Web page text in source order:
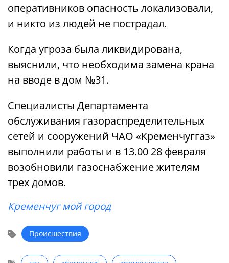
оперативников опасность локализовали,
и никто из людей не пострадал.
Когда угроза была ликвидирована,
выяснили, что необходима замена крана
на вводе в дом №31.
Специалисты Департамента
обслуживания газораспределительных
сетей и сооружений ЧАО «Кременчуггаз»
выполнили работы и в 13.00 28 февраля
возобновили газоснабжение жителям
трех домов.
Кременчуг мой город
Происшествия